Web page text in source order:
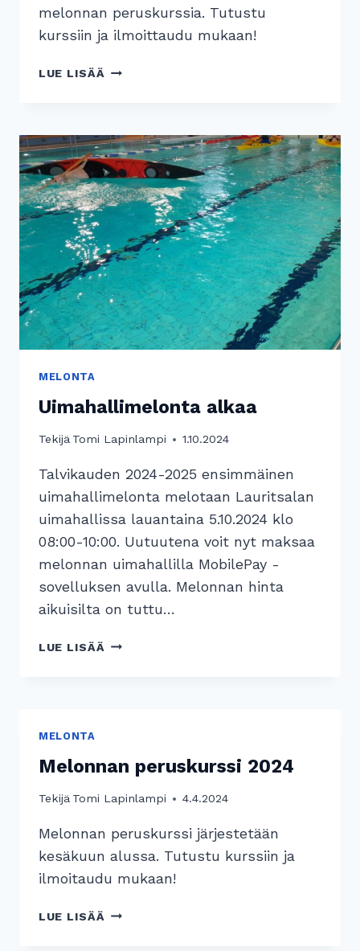
melonnan peruskurssia. Tutustu
kurssiin ja ilmoittaudu mukaan!
LUE LISÄÄ MELONNAN
MELONTA
Uimahallimelonta alkaa
Tekijä Tomi Lapinlampi 1.10.2024
Talvikauden 2024-2025 ensimmäinen
uimahallimelonta melotaan Lauritsalan
uimahallissa lauantaina 5.10.2024 klo
08:00-10:00. Uutuutena voit nyt maksaa
melonnan uimahallilla MobilePay -
sovelluksen avulla. Melonnan hinta
aikuisilta on tuttu…
LUE LISÄÄ UIMAHALLIMELONTA
MELONTA
Melonnan peruskurssi 2024
Tekijä Tomi Lapinlampi 4.4.2024
Melonnan peruskurssi järjestetään
kesäkuun alussa. Tutustu kurssiin ja
ilmoitaudu mukaan!
LUE LISÄÄ MELONNAN